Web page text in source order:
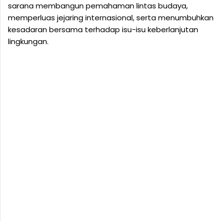
sarana membangun pemahaman lintas budaya,
memperluas jejaring internasional, serta menumbuhkan
kesadaran bersama terhadap isu-isu keberlanjutan
lingkungan.